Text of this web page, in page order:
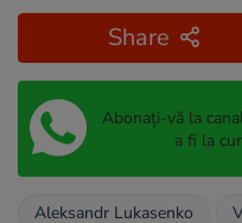
Share
Abonați-vă la
a fi la
Aleksandr Lukasenko